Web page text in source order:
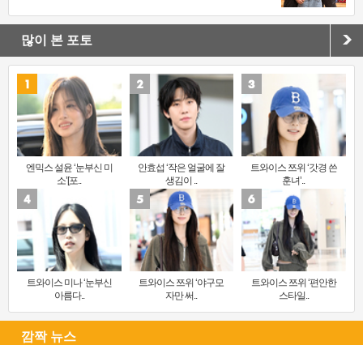
많이 본 포토
엔믹스 설윤 ‘눈부신 미
소’[포..
안효섭 ‘작은 얼굴에 잘
생김이 ..
트와이스 쯔위 ‘갓경 쓴
훈녀’..
트와이스 미나 ‘눈부신
아름다..
트와이스 쯔위 ‘야구모
자만 써..
트와이스 쯔위 ‘편안한
스타일..
깜짝 뉴스